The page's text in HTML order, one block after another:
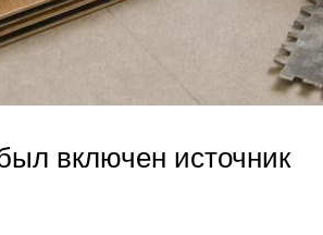
включен источник